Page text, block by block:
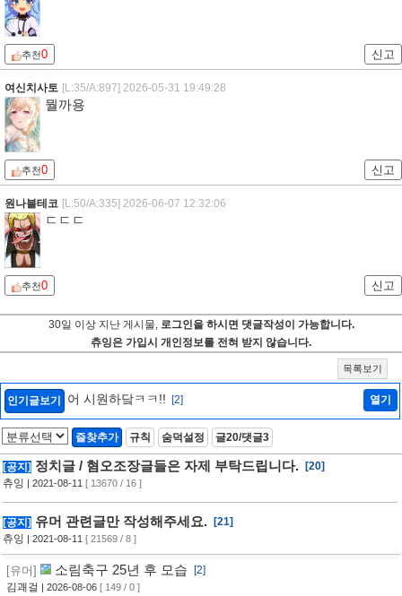
추천0 신고
여신치사토 [L:35/A:897] 2026-05-31 19:49:28
뭘까용
추천0 신고
원나블테코 [L:50/A:335] 2026-06-07 12:32:06
ㄷㄷㄷ
추천0 신고
30일 이상 지난 게시물, 로그인을 하시면 댓글작성이 가능합니다.
츄잉은 가입시 개인정보를 전혀 받지 않습니다.
목록보기
인기글보기 어 시원하닼ㅋㅋ!! [2] 열기
즐찾추가 규칙 숨덕설정 글20/댓글3
[공지] 정치글 / 혐오조장글들은 자제 부탁드립니다.
[20]
츄잉 | 2021-08-11 [ 13670 / 16 ]
[공지] 유머 관련글만 작성해주세요.
[21]
츄잉 | 2021-08-11 [ 21569 / 8 ]
[유머] 소림축구 25년 후 모습
[2]
김괘걸
| 2026-08-06 [ 149 / 0 ]